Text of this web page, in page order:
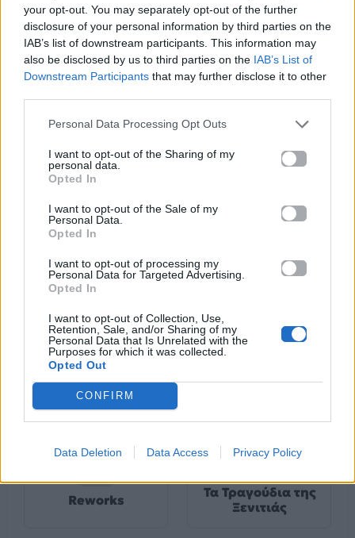
your opt-out. You may separately opt-out of the further
disclosure of your personal information by third parties on the
IAB’s list of downstream participants. This information may
also be disclosed by us to third parties on the IAB’s List of
Downstream Participants that may further disclose it to other
Personal Data Processing Opt Outs
I want to opt-out of the Sharing of my
personal data.
Opted In
I want to opt-out of the Sale of my
Personal Data.
Opted In
I want to opt-out of processing my
Personal Data for Targeted Advertising.
Opted In
I want to opt-out of Collection, Use,
Retention, Sale, and/or Sharing of my
Personal Data that Is Unrelated with the
Purposes for which it was collected.
Opted Out
CONFIRM
Data Deletion Data Access Privacy Policy
Προσπάθειες
Βασίλισσα Καρδιά
Η Μάσκα
Άλλα Άλμπουμ του Καλλιτέχνη
Reworks
Τα Τραγούδια της
Ξενιτιάς